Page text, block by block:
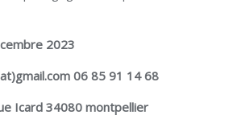
2023
06 85 91 14 68
Icard 34080 montpellier